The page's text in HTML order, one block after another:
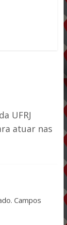
UFRJ
atuar nas
Campos